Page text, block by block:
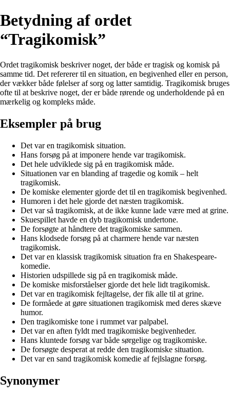
Betydning af ordet
“Tragikomisk”
Ordet tragikomisk beskriver noget, der både er tragisk og komisk på
samme tid. Det refererer til en situation, en begivenhed eller en person,
der vækker både følelser af sorg og latter samtidig. Tragikomisk bruges
ofte til at beskrive noget, der er både rørende og underholdende på en
mærkelig og kompleks måde.
Eksempler på brug
Det var en tragikomisk situation.
Hans forsøg på at imponere hende var tragikomisk.
Det hele udviklede sig på en tragikomisk måde.
Situationen var en blanding af tragedie og komik – helt
tragikomisk.
De komiske elementer gjorde det til en tragikomisk begivenhed.
Humoren i det hele gjorde det næsten tragikomisk.
Det var så tragikomisk, at de ikke kunne lade være med at grine.
Skuespillet havde en dyb tragikomisk undertone.
De forsøgte at håndtere det tragikomiske sammen.
Hans klodsede forsøg på at charmere hende var næsten
tragikomisk.
Det var en klassisk tragikomisk situation fra en Shakespeare-
komedie.
Historien udspillede sig på en tragikomisk måde.
De komiske misforståelser gjorde det hele lidt tragikomisk.
Det var en tragikomisk fejltagelse, der fik alle til at grine.
De formåede at gøre situationen tragikomisk med deres skæve
humor.
Den tragikomiske tone i rummet var palpabel.
Det var en aften fyldt med tragikomiske begivenheder.
Hans kluntede forsøg var både sørgelige og tragikomiske.
De forsøgte desperat at redde den tragikomiske situation.
Det var en sand tragikomisk komedie af fejlslagne forsøg.
Synonymer